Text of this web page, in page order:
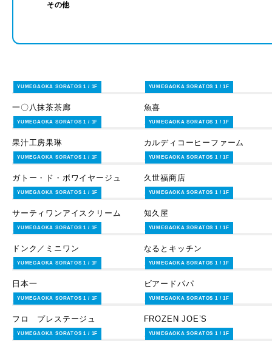
その他
YUMEGAOKA SORATOS 1 / 1F
一〇八抹茶茶廊
スイーツ＆フード
YUMEGAOKA SORATOS 1 / 1F
魚喜
スイーツ＆フード
YUMEGAOKA SORATOS 1 / 1F
果汁工房果琳
スイーツ＆フード
YUMEGAOKA SORATOS 1 / 1F
カルディコーヒーファーム
スイーツ＆フード
YUMEGAOKA SORATOS 1 / 1F
ガトー・ド・ボワイヤージュ
スイーツ＆フード
YUMEGAOKA SORATOS 1 / 1F
久世福商店
スイーツ＆フード
YUMEGAOKA SORATOS 1 / 1F
サーティワンアイスクリーム
スイーツ＆フード
YUMEGAOKA SORATOS 1 / 1F
知久屋
スイーツ＆フード
YUMEGAOKA SORATOS 1 / 1F
ドンク／ミニワン
スイーツ＆フード
YUMEGAOKA SORATOS 1 / 1F
なるとキッチン
スイーツ＆フード
YUMEGAOKA SORATOS 1 / 1F
日本一
スイーツ＆フード
YUMEGAOKA SORATOS 1 / 1F
ビアードパパ
スイーツ＆フード
YUMEGAOKA SORATOS 1 / 1F
フロ プレステージュ
スイーツ＆フード
YUMEGAOKA SORATOS 1 / 1F
FROZEN JOE’S
スイーツ＆フード
YUMEGAOKA SORATOS 1 / 1F YUMEGAOKA SORATOS 1 / 1F